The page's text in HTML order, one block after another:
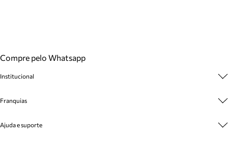
Compre pelo Whatsapp
Institucional
Cashback
Venda Corporativa
Franquias
Plano de Negócio
Ajuda e suporte